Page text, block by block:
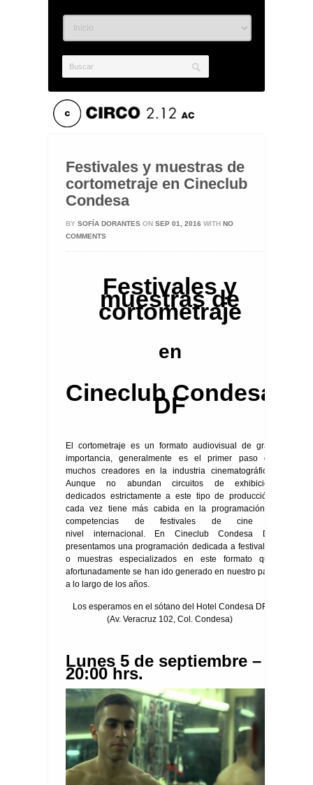
Festivales y muestras de
cortometraje en Cineclub
Condesa
BY SOFÍA DORANTES ON SEP 01, 2016 WITH NO
COMMENTS
Festivales y
muestras de
cortometraje
en
Cineclub Condesa
DF
El cortometraje es un formato audiovisual de gran
importancia, generalmente es el primer paso de
muchos creadores en la industria cinematográfica.
Aunque no abundan circuitos de exhibición
dedicados estrictamente a este tipo de producción,
cada vez tiene más cabida en la programación y
competencias de festivales de cine a
nivel internacional. En Cineclub Condesa DF
presentamos una programación dedicada a festivales
o muestras especializados en este formato que
afortunadamente se han ido generado en nuestro país
a lo largo de los años.
Los esperamos en el sótano del Hotel Condesa DF
(Av. Veracruz 102, Col. Condesa)
Lunes 5 de septiembre –
20:00 hrs.